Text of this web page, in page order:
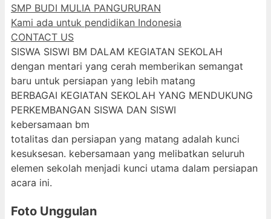
SMP BUDI MULIA PANGURURAN
Kami ada untuk pendidikan Indonesia
CONTACT US
SISWA SISWI BM DALAM KEGIATAN SEKOLAH
dengan mentari yang cerah memberikan semangat
baru untuk persiapan yang lebih matang
BERBAGAI KEGIATAN SEKOLAH YANG MENDUKUNG
PERKEMBANGAN SISWA DAN SISWI
kebersamaan bm
totalitas dan persiapan yang matang adalah kunci
kesuksesan. kebersamaan yang melibatkan seluruh
elemen sekolah menjadi kunci utama dalam persiapan
acara ini.
Foto Unggulan